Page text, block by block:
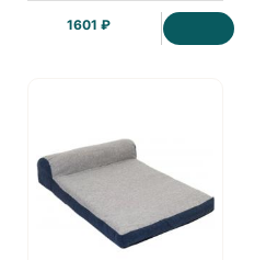
1601 ₽